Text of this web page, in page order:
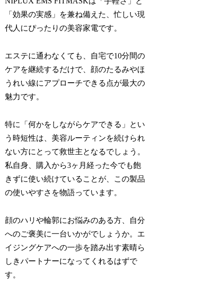
「効果の実感」を兼ね備えた、忙しい現
代人にぴったりの美容家電です。
エステに通わなくても、自宅で10分間の
ケアを継続するだけで、顔のたるみやほ
うれい線にアプローチできる点が最大の
魅力です。
特に「何かをしながらケアできる」とい
う時短性は、美容ルーティンを続けられ
ない方にとって救世主となるでしょう。
私自身、購入から3ヶ月経った今でも飽
きずに使い続けていることが、この製品
の使いやすさを物語っています。
顔のハリや輪郭にお悩みのある方、自分
へのご褒美に一台いかがでしょうか。エ
イジングケアへの一歩を踏み出す素晴ら
しきパートナーになってくれるはずで
す。